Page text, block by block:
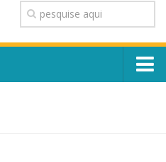
TRANSPARÊNCIA
OUVIDORIA
CONTATO